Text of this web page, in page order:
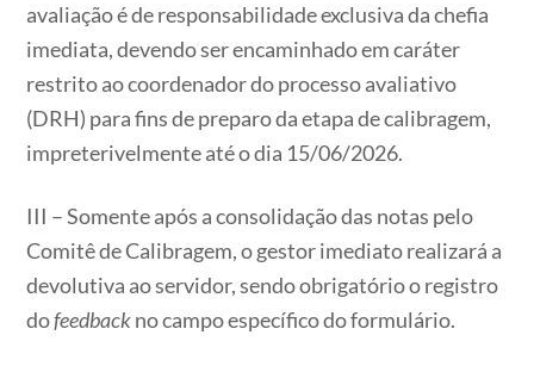
avaliação é de responsabilidade exclusiva da chefia
imediata, devendo ser encaminhado em caráter
restrito ao coordenador do processo avaliativo
(DRH) para fins de preparo da etapa de calibragem,
impreterivelmente até o dia 15/06/2026.
III – Somente após a consolidação das notas pelo
Comitê de Calibragem, o gestor imediato realizará a
devolutiva ao servidor, sendo obrigatório o registro
dofeedbackno campo específico do formulário.